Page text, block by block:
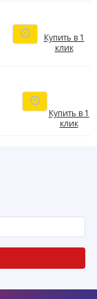
Купить в 1
клик
Купить в 1
клик